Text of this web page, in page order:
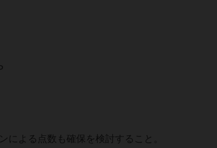
による点数も確保を検討すること。